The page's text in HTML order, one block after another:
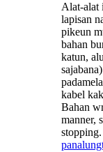
Alat-alat
lapisan
pikeun
bahan
katun,
kabel
Bahan
manner,